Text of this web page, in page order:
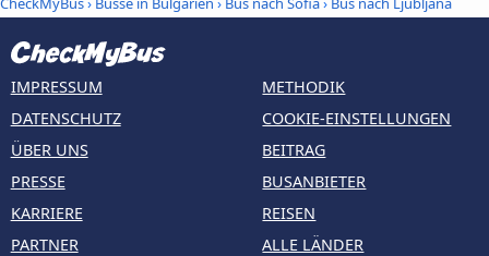
IMPRESSUM
DATENSCHUTZ
ÜBER UNS
PRESSE
KARRIERE
PARTNER
METHODIK
COOKIE-EINSTELLUNGEN
BEITRAG
BUSANBIETER
REISEN
ALLE LÄNDER